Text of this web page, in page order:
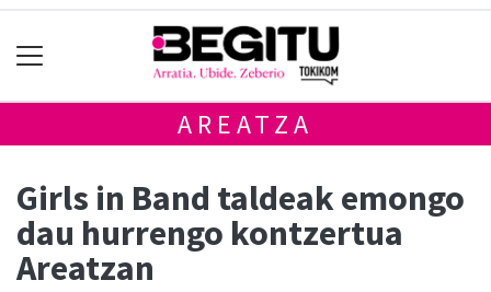
AREATZA
Girls in Band taldeak emongo
dau hurrengo kontzertua
Areatzan